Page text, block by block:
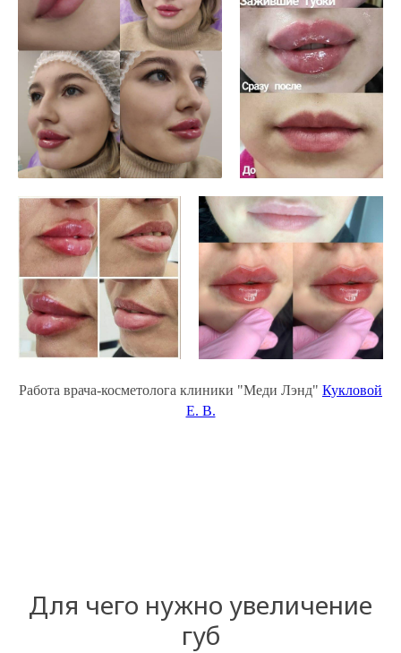
Работа врача-косметолога клиники "Меди Лэнд" Кукловой
Е. В.
Для чего нужно увеличение
губ